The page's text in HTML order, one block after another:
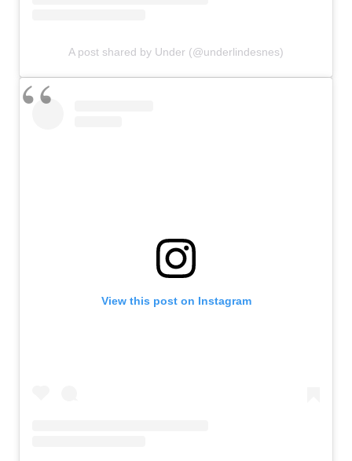
A post shared by Under (@underlindesnes)
View this post on Instagram